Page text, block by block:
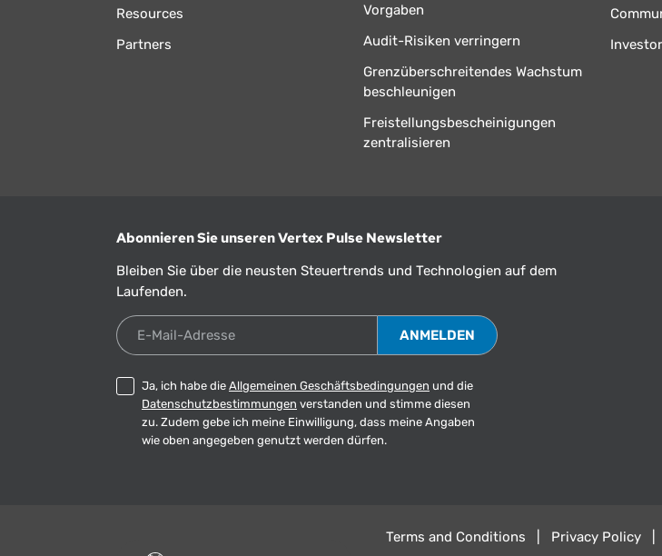
Resources
Partners
Vorgaben
Audit-Risiken verringern
Grenzüberschreitendes Wachstum
beschleunigen
Freistellungsbescheinigungen
zentralisieren
Abonnieren Sie unseren Vertex Pulse Newsletter
Bleiben Sie über die neusten Steuertrends und Technologien auf dem
Laufenden.
E-Mail-Adresse
Ja, ich habe die Allgemeinen Geschäftsbedingungen und die
Datenschutzbestimmungen verstanden und stimme diesen
zu. Zudem gebe ich meine Einwilligung, dass meine Angaben
wie oben angegeben genutzt werden dürfen.
Terms and Conditions Privacy Policy